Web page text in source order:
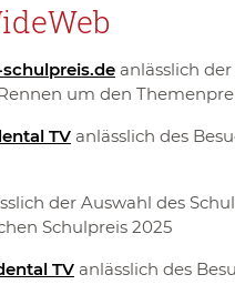
anlässlich
um den
TV anlässlich des
der Auswahl des
Schulpreis 2025
TV anlässlich des